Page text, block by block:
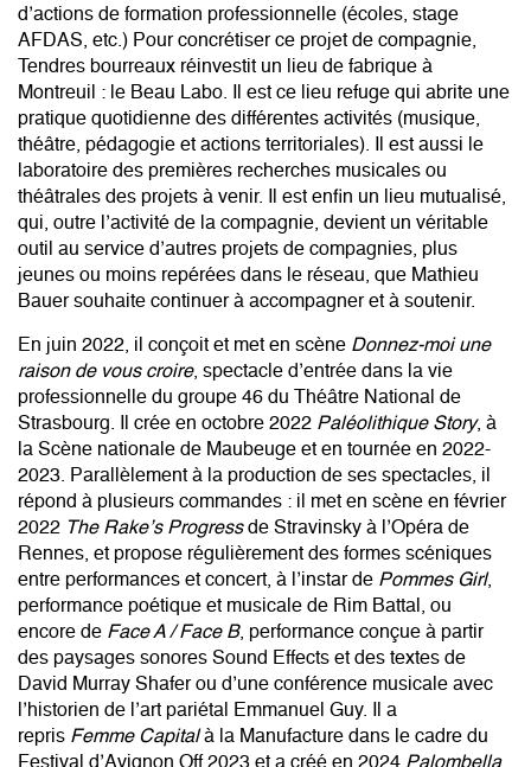
d’actions de formation professionnelle (écoles, stage
AFDAS, etc.) Pour concrétiser ce projet de compagnie,
Tendres bourreaux réinvestit un lieu de fabrique à
Montreuil : le Beau Labo. Il est ce lieu refuge qui abrite une
pratique quotidienne des différentes activités (musique,
théâtre, pédagogie et actions territoriales). Il est aussi le
laboratoire des premières recherches musicales ou
théâtrales des projets à venir. Il est enfin un lieu mutualisé,
qui, outre l’activité de la compagnie, devient un véritable
outil au service d’autres projets de compagnies, plus
jeunes ou moins repérées dans le réseau, que Mathieu
Bauer souhaite continuer à accompagner et à soutenir.
En juin 2022, il conçoit et met en scène Donnez-moi une
raison de vous croire, spectacle d’entrée dans la vie
professionnelle du groupe 46 du Théâtre National de
Strasbourg. Il crée en octobre 2022 Paléolithique Story, à
la Scène nationale de Maubeuge et en tournée en 2022-
2023. Parallèlement à la production de ses spectacles, il
répond à plusieurs commandes : il met en scène en février
2022 The Rake’s Progressde Stravinsky à l’Opéra de
Rennes, et propose régulièrement des formes scéniques
entre performances et concert, à l’instar de Pommes Girl,
performance poétique et musicale de Rim Battal, ou
encore de Face A / Face B, performance conçue à partir
des paysages sonores Sound Effects et des textes de
David Murray Shafer ou d’une conférence musicale avec
l’historien de l’art pariétal Emmanuel Guy. Il a
repris Femme Capitalà la Manufacture dans le cadre du